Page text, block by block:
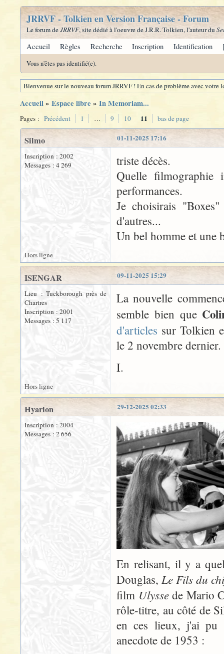
JRRVF - Tolkien en Version Française - Forum
Le forum deJRRVF, site dédié à l'oeuvre de J.R.R. Tolkien, l'auteur du
Accueil Règles Recherche Inscription Identification
Vous n'êtes pas identifié(e).
Bienvenue sur le nouveau forum JRRVF ! En cas de problème avec
Accueil» Espace libre » In Memoriam...
Pages : Précédent 1 … 9 10 11 bas de page
01-11-2025 17:16
Silmo
Inscription : 2002
Messages : 4 269
triste décès.
Quelle
performances.
Je choisirais
d'autres...
Un bel homme et une
Hors ligne
09-11-2025 15:29
ISENGAR
Lieu : Tuckborough près de
Chartres
Inscription : 2001
Messages : 5 117
La nouvelle
semble bien que
d'articles sur Tolkien
le 2 novembre dernier.
I.
Hors ligne
29-12-2025 02:33
Hyarion
Inscription : 2004
Messages : 2 656
En relisant, il y a
Douglas, Le Fils du
film Ulyssede Mario
rôle-titre, au côté de
en ces lieux, j'ai pu
anecdote de 1953 :